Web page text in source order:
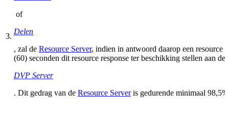
3.
of
Delen
, zal de Resource Server, indien in antwoord daarop een resource
(60) seconden dit resource response ter beschikking stellen aan de
DVP Server
. Dit gedrag van de Resource Serveris gedurende minimaal